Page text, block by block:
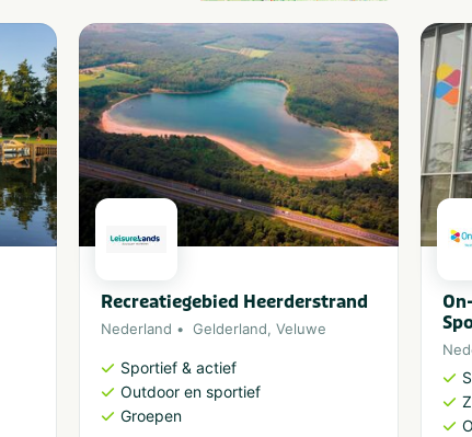
Recreatiegebied Heerderstrand
Nederland Gelderland, Veluwe
Sportief & actief
Outdoor en sportief
Groepen